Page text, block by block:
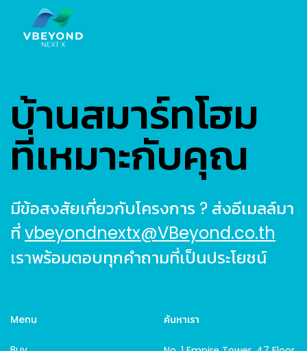
บ้านสมาร์ทโฮม
ที่เหมาะกับคุณ
มีข้อสงสัยเกี่ยวกับโครงการ ? ส่งอีเมลล์มา
ที่vbeyondnextx@VBeyond.co.th
เราพร้อมตอบทุกคำถามที่เป็นประโยชน์
Menu ค้นหาเรา